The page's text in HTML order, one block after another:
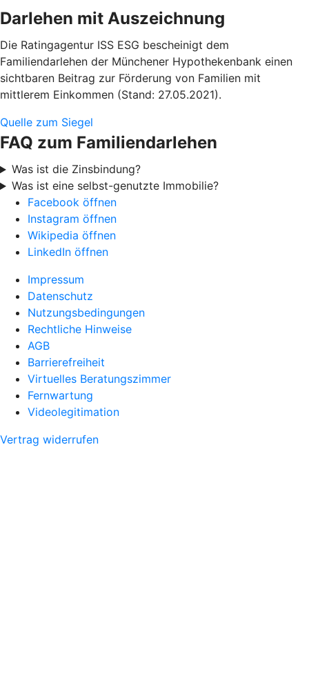
Darlehen mit Auszeichnung
Die Ratingagentur ISS ESG bescheinigt dem
Familiendarlehen der Münchener Hypothekenbank einen
sichtbaren Beitrag zur Förderung von Familien mit
mittlerem Einkommen (Stand: 27.05.2021).
Quelle zum Siegel
FAQ zum Familiendarlehen
Was ist die Zinsbindung?
Was ist eine selbst-genutzte Immobilie?
Facebook öffnen
Instagram öffnen
Wikipedia öffnen
LinkedIn öffnen
Impressum
Datenschutz
Nutzungsbedingungen
Rechtliche Hinweise
AGB
Barrierefreiheit
Virtuelles Beratungszimmer
Fernwartung
Videolegitimation
Vertrag widerrufen